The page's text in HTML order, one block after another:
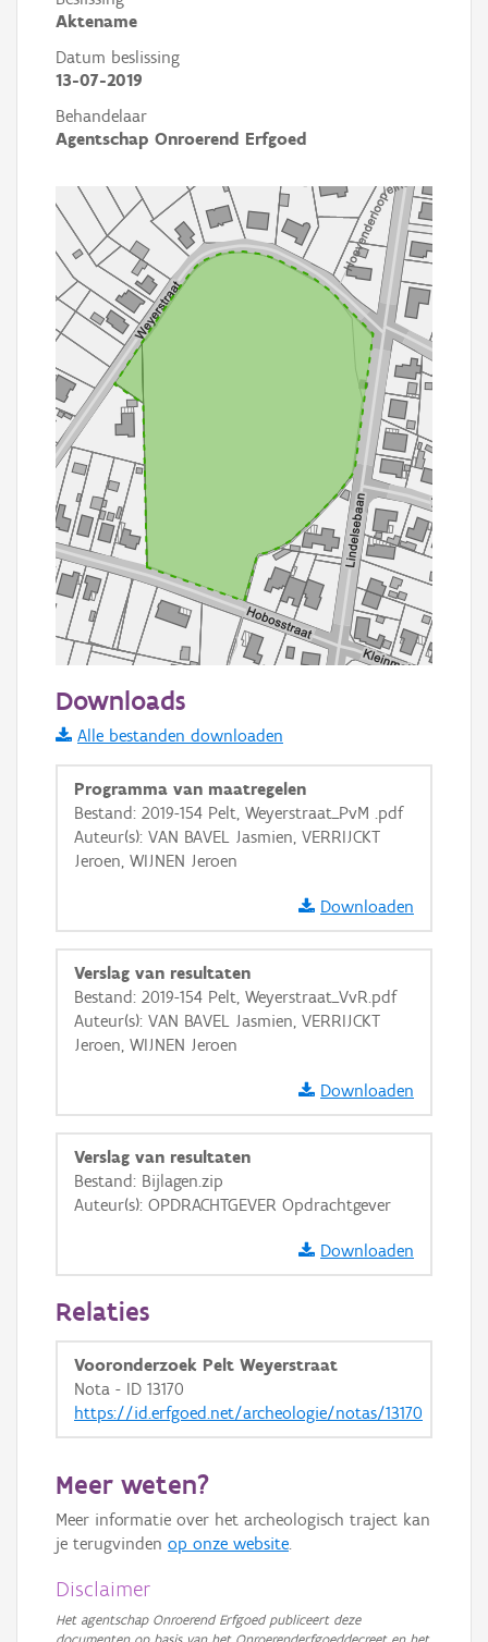
Aktename
Datum beslissing
13-07-2019
Behandelaar
Agentschap Onroerend Erfgoed
Informatie Vlaanderen
i
+ −
Basis Lagen
OSM-Basiskaart
GRB-Basiskaart
GRB-Basiskaart in grijswaarden
Downloads
Alle bestanden downloaden
Programma van maatregelen
Bestand: 2019-154 Pelt, Weyerstraat_PvM .pdf
Auteur(s): VAN BAVEL Jasmien, VERRIJCKT
Jeroen, WIJNEN Jeroen
Downloaden
Verslag van resultaten
Bestand: 2019-154 Pelt, Weyerstraat_VvR.pdf
Auteur(s): VAN BAVEL Jasmien, VERRIJCKT
Jeroen, WIJNEN Jeroen
Downloaden
Verslag van resultaten
Bestand: Bijlagen.zip
Auteur(s): OPDRACHTGEVER Opdrachtgever
Downloaden
Relaties
Vooronderzoek Pelt Weyerstraat
Nota - ID 13170
https://id.erfgoed.net/archeologie/notas/13170
Meer weten?
Meer informatie over het archeologisch traject kan
je terugvinden op onze website.
Disclaimer
Het agentschap Onroerend Erfgoed publiceert deze